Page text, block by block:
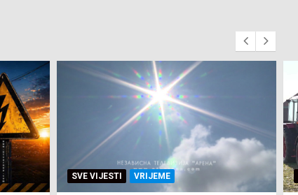
SVE VIJESTI ZEMLJA